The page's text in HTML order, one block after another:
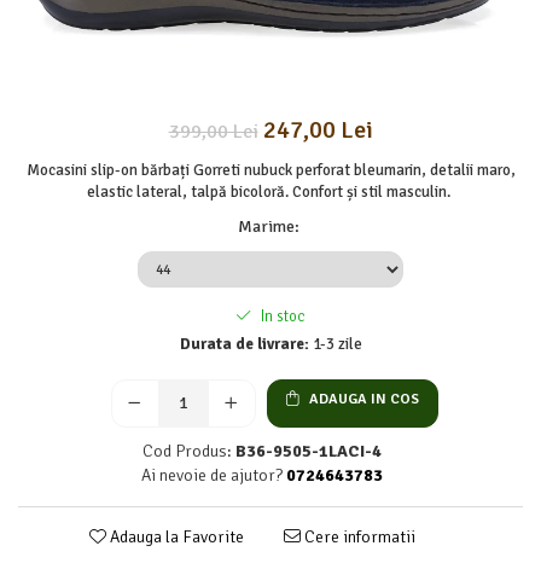
399,00 Lei 247,00 Lei
Mocasini slip-on bărbați Gorreti nubuck perforat bleumarin, detalii maro,
elastic lateral, talpă bicoloră. Confort și stil masculin.
Marime:
In stoc
Durata de livrare: 1-3 zile
ADAUGA IN COS
Cod Produs: B36-9505-1LACI-4
Ai nevoie de ajutor? 0724643783
Adauga la Favorite Cere informatii